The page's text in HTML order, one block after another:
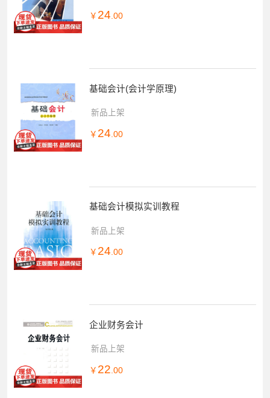
￥ 24.00
基础会计(会计学原理)
新品上架
￥ 24 .00
基础会计模拟实训教程
新品上架
￥ 24.00
企业财务会计
新品上架
￥ 22.00